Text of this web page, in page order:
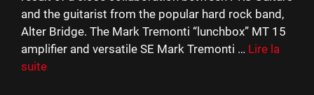
and the guitarist from the popular hard rock band,
Alter Bridge. The Mark Tremonti “lunchbox” MT 15
amplifier and versatile SE Mark Tremonti … Lire la
suite